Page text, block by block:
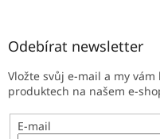
Odebírat newsletter
Vložte svůj e-mail a my
produktech na našem e-
E-mail